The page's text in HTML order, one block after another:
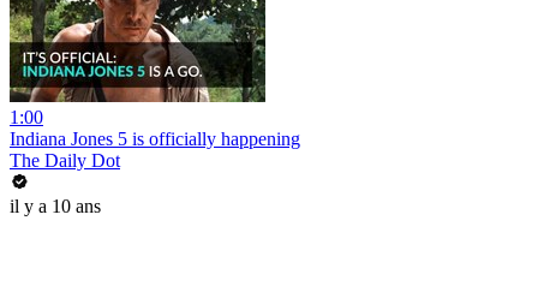
1:00
Indiana Jones 5 is officially happening
The Daily Dot
il y a 10 ans